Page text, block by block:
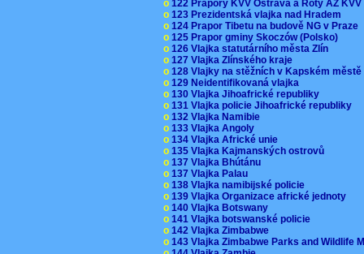
o 122 Prapory KVV Ostrava a Roty AZ
o 123 Prezidentská vlajka nad Hradem
o 124 Prapor Tibetu na budově NG v Praze
o 125 Prapor gminy Skoczów (Polsko)
o 126 Vlajka statutárního města Zlín
o 127 Vlajka Zlínského kraje
o 128 Vlajky na stěžních v Kapském
o 129 Neidentifikovaná vlajka
o 130 Vlajka Jihoafrické republiky
o 131 Vlajka policie Jihoafrické republiky
o 132 Vlajka Namibie
o 133 Vlajka Angoly
o 134 Vlajka Africké unie
o 135 Vlajka Kajmanských ostrovů
o 137 Vlajka Bhútánu
o 137 Vlajka Palau
o 138 Vlajka namibijské policie
o 139 Vlajka Organizace africké jednoty
o 140 Vlajka Botswany
o 141 Vlajka botswanské policie
o 142 Vlajka Zimbabwe
o 143 Vlajka Zimbabwe Parks and Wildlife